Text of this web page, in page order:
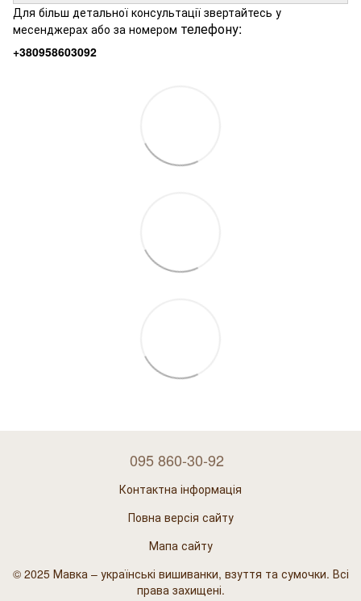
Для більш детальної консультації звертайтесь у
месенджерах або за номером телефону:
+380958603092
095 860-30-92
Контактна інформація
Повна версія сайту
Мапа сайту
© 2025 Мавка – українські вишиванки, взуття та сумочки. Всі
права захищені.